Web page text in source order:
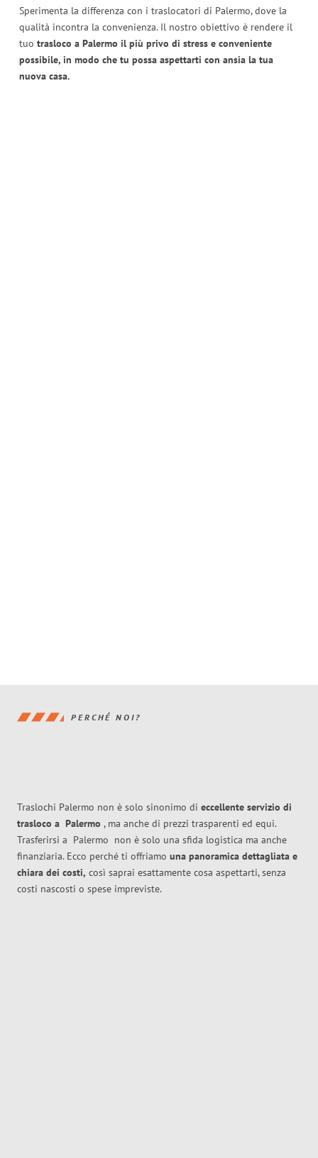
Sperimenta la differenza con i traslocatori di Palermo, dove la
qualità incontra la convenienza. Il nostro obiettivo è rendere il
tuo trasloco a Palermo il più privo di stress e conveniente
possibile, in modo che tu possa aspettarti con ansia la tua
nuova casa.
PERCHÉ NOI?
Traslochi Palermo non è solo sinonimo di eccellente servizio di
trasloco a Palermo , ma anche di prezzi trasparenti ed equi.
Trasferirsi a Palermo non è solo una sfida logistica ma anche
finanziaria. Ecco perché ti offriamo una panoramica dettagliata e
chiara dei costi, così saprai esattamente cosa aspettarti, senza
costi nascosti o spese impreviste.